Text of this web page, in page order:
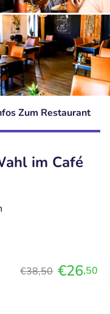
Zum Restaurant
im Café
€38,50 €26,50